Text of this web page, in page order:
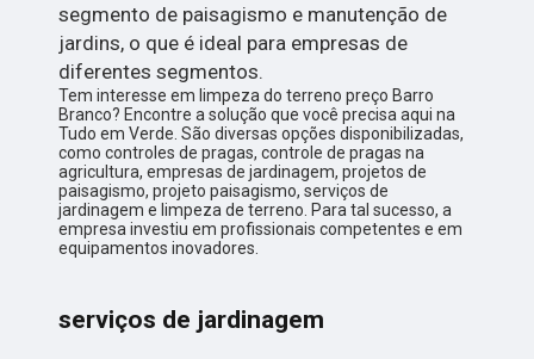
segmento de paisagismo e manutenção de
jardins, o que é ideal para empresas de
diferentes segmentos.
Tem interesse em limpeza do terreno preço Barro
Branco? Encontre a solução que você precisa aqui na
Tudo em Verde. São diversas opções disponibilizadas,
como controles de pragas, controle de pragas na
agricultura, empresas de jardinagem, projetos de
paisagismo, projeto paisagismo, serviços de
jardinagem e limpeza de terreno. Para tal sucesso, a
empresa investiu em profissionais competentes e em
equipamentos inovadores.
serviços de jardinagem